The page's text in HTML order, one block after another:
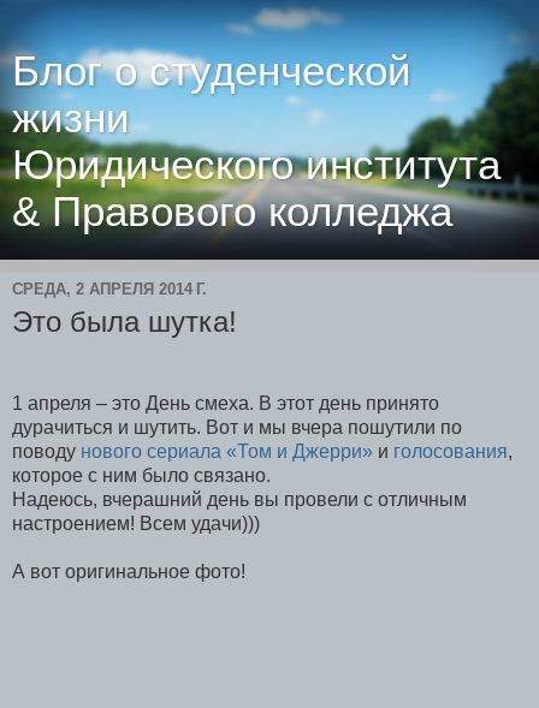
Блог о студенческой
жизни
Юридического института
& Правового колледжа
СРЕДА, 2 АПРЕЛЯ 2014 Г.
Это была шутка!
1 апреля – это День смеха. В этот день принято
дурачиться и шутить. Вот и мы вчера пошутили по
поводу нового сериала «Том и Джерри» и голосования,
которое с ним было связано.
Надеюсь, вчерашний день вы провели с отличным
настроением! Всем удачи)))
А вот оригинальное фото!